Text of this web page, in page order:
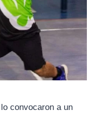
convocaron a un